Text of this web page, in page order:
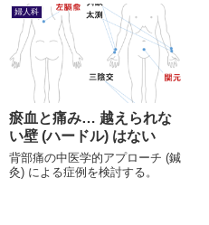
てきている。※4日前に強度のめ
まい。グルングルン回る。初めて
経験する激しさ。●前額痛・背部
痛 (第11胸骨周辺) で...
婦人科
瘀血と痛み… 越えられな
い壁 (ハードル) はない
背部痛の中医学的アプローチ (鍼
灸) による症例を検討する。